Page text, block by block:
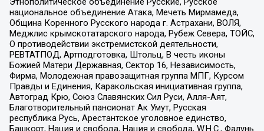
национальное объединение Атака, Мечеть Мирмамеда,
Община Коренного Русского народа г. Астрахани, ВОЛЯ,
Меджлис крымскотатарского народа, Рубеж Севера, ТОЙС,
О противодействии экстремистской деятельности,
РЕВТАТПОД, Артподготовка, Штольц, В честь иконы
Божией Матери Державная, Сектор 16, Независимость,
Фирма, Молодежная правозащитная группа МПГ, Курсом
Правды и Единения, Каракольская инициативная группа,
Автоград Крю, Союз Славянских Сил Руси, Алля-Аят,
Благотворительный пансионат Ак Умут, Русская
республика Русь, Арестантское уголовное единство,
Башкорт, Нация и свобода, Нация и свобода, W.H.С., Фалунь